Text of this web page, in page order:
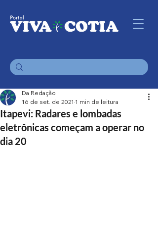
Itapevi: Radares e lombadas
eletrônicas começam a operar no
dia 20
Da Redação
16 de set. de 2021 1 min de leitura